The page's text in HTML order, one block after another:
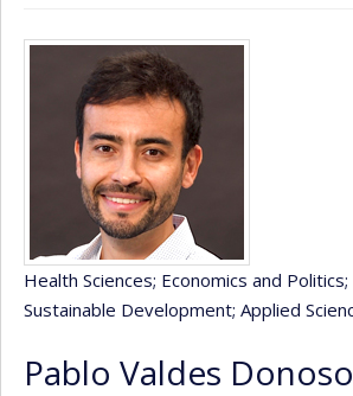
Health Sciences; Economics and Politics
Sustainable Development; Applied
Pablo Valdes Donoso